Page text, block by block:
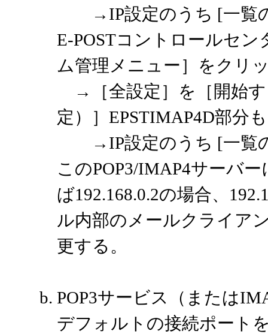
→IP設定のうち [一覧の
E-POSTコントロールセ
ム管理メニュー］をクリ
→［全設定］を［開始
定）］EPSTIMAP4D部分
→IP設定のうち [一覧の
このPOP3/IMAP4サーバ
ば192.168.0.2の場合、
ル内部のメールクライア
更する。
POP3サービス（または
デフォルトの接続ポート